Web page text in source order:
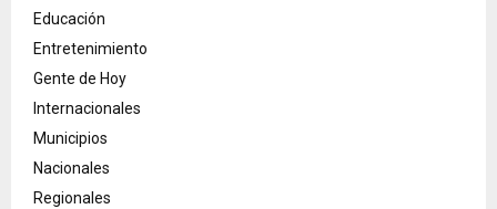
Educación
Entretenimiento
Gente de Hoy
Internacionales
Municipios
Nacionales
Regionales